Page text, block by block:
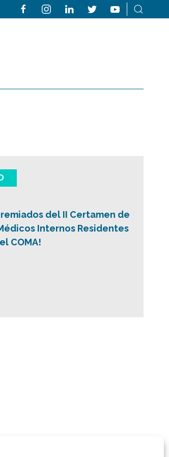
del II Certamen de
Internos Residentes
COMA!